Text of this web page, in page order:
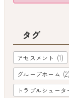
タグ
アセスメント (1)
グループホーム (2)
トラブルシュー